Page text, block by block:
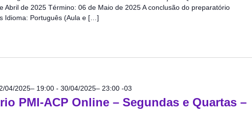
Abril de 2025 Término: 06 de Maio de 2025 A conclusão do preparatório
Idioma: Português (Aula e […]
PMI-ACP Online – Segundas e Quartas –
04/2025– 19:00- 30/04/2025– 23:00 -03